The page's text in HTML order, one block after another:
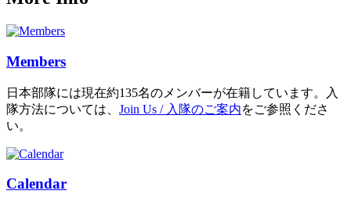
Members
日本部隊には現在約135名のメンバーが在籍しています。入
隊方法については、 Join Us / 入隊のご案内をご参照くださ
い。
Calendar